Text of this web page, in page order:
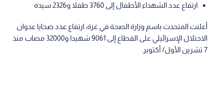
ارتفاع عدد الشهداء الأطفال إلى 3760 طفلا و2326 سيدة
أعلنت المتحدث باسم وزارة الصحة في غزة، ارتفاع عدد ضحايا عدوان
الاحتلال الإسرائيلي على القطاع إلى 9061 شهيدا و32000 مصاب منذ
7 تشرين الأول/ أكتوبر.